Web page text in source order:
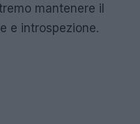
mantenere il
e introspezione.